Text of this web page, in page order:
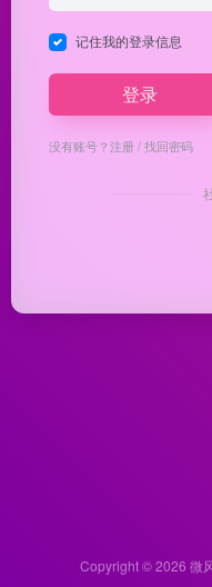
记住我的登录信息
登录
没有账号？注册/找回密码
Copyright © 2026 微